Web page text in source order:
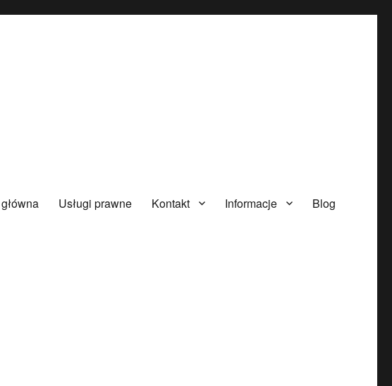
Usługi prawne Kontakt Informacje Blog